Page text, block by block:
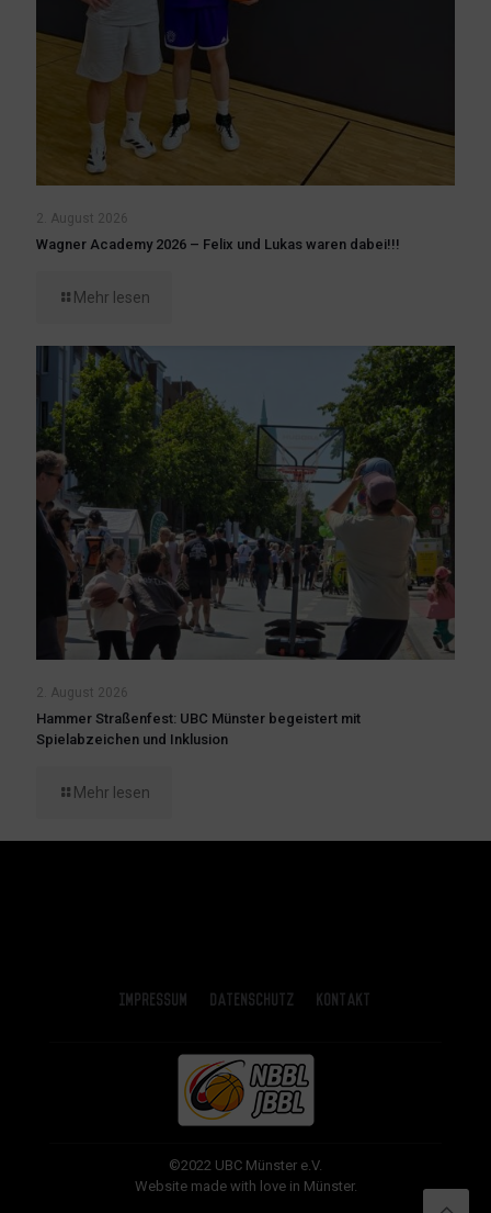
2. August 2026
Wagner Academy 2026 – Felix und Lukas waren dabei!!!
Mehr lesen
2. August 2026
Hammer Straßenfest: UBC Münster begeistert mit
Spielabzeichen und Inklusion
Mehr lesen
Impressum Datenschutz Kontakt
©2022 UBC Münster e.V.
Website made with love in Münster.